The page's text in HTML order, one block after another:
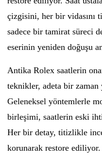
çizgisini, her bir vidasını
sadece bir tamirat süreci
eserinin yeniden doğuşu
Antika Rolex saatlerin
teknikler, adeta bir zaman
Geleneksel yöntemlerle
birleşimi, saatlerin eski
Her bir detay, titizlikle
korunarak restore